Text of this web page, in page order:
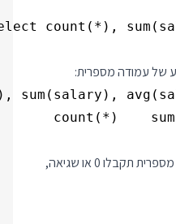
count(*),
sum(salary),
אם תפעילו אותה על עמודה שאינה מספרית תקבלו 0 או שגיאה,